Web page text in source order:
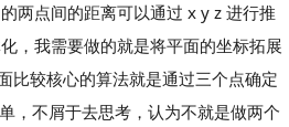
两点间的距离可以通过 x y z 进行推
，我需要做的就是将平面的坐标拓展
比较核心的算法就是通过三个点确定
，不屑于去思考，认为不就是做两个